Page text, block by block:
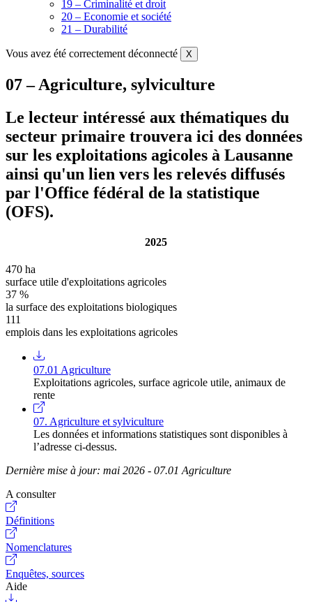
19 – Criminalité et droit
20 – Economie et société
21 – Durabilité
Vous avez été correctement déconnecté X
07 – Agriculture, sylviculture
Le lecteur intéressé aux thématiques du
secteur primaire trouvera ici des données
sur les exploitations agicoles à Lausanne
ainsi qu'un lien vers les relevés diffusés
par l'Office fédéral de la statistique
(OFS).
2025
470 ha
surface utile d'exploitations agricoles
37 %
la surface des exploitations biologiques
111
emplois dans les exploitations agricoles
07.01 Agriculture
Exploitations agricoles, surface agricole utile, animaux de
rente
07. Agriculture et sylviculture
Les données et informations statistiques sont disponibles à
l’adresse ci-dessus.
Dernière mise à jour: mai 2026 - 07.01 Agriculture
A consulter
Définitions
Nomenclatures
Enquêtes, sources
Aide